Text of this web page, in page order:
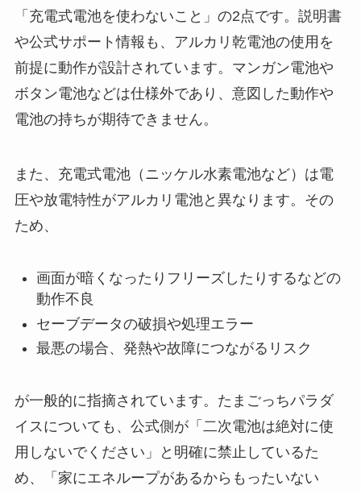
「充電式電池を使わないこと」の2点です。説明書
や公式サポート情報も、アルカリ乾電池の使用を
前提に動作が設計されています。マンガン電池や
ボタン電池などは仕様外であり、意図した動作や
電池の持ちが期待できません。
また、充電式電池（ニッケル水素電池など）は電
圧や放電特性がアルカリ電池と異なります。その
ため、
画面が暗くなったりフリーズしたりするなどの
動作不良
セーブデータの破損や処理エラー
最悪の場合、発熱や故障につながるリスク
が一般的に指摘されています。たまごっちパラダ
イスについても、公式側が「二次電池は絶対に使
用しないでください」と明確に禁止しているた
め、「家にエネループがあるからもったいない